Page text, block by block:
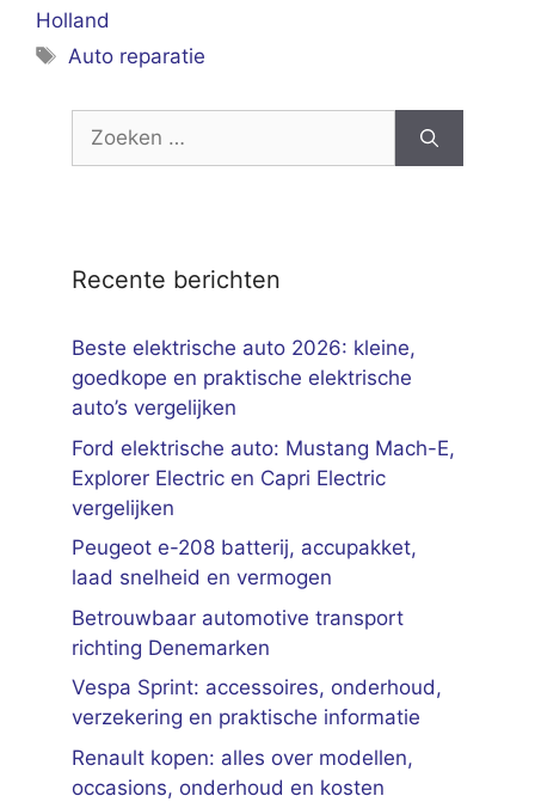
Holland
Tags
Auto reparatie
Zoek
Recente berichten
Beste elektrische auto 2026: kleine,
goedkope en praktische elektrische
auto’s vergelijken
Ford elektrische auto: Mustang Mach-E,
Explorer Electric en Capri Electric
vergelijken
Peugeot e-208 batterij, accupakket,
laad snelheid en vermogen
Betrouwbaar automotive transport
richting Denemarken
Vespa Sprint: accessoires, onderhoud,
verzekering en praktische informatie
Renault kopen: alles over modellen,
occasions, onderhoud en kosten